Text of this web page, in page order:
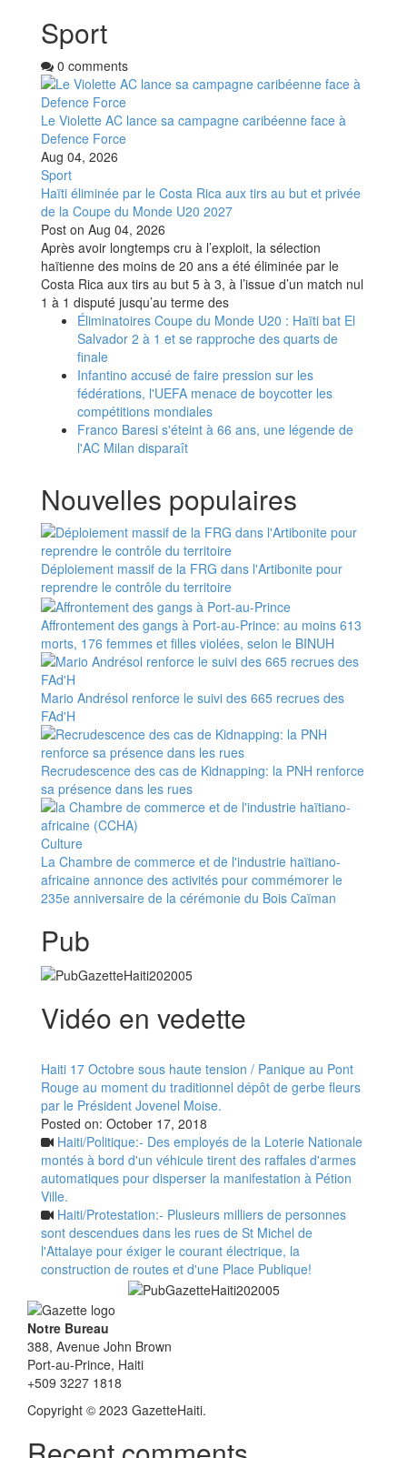
Sport
0 comments
Le Violette AC lance sa campagne caribéenne face à
Defence Force
Aug 04, 2026
Sport
Haïti éliminée par le Costa Rica aux tirs au but et privée
de la Coupe du Monde U20 2027
Post on Aug 04, 2026
Après avoir longtemps cru à l’exploit, la sélection
haïtienne des moins de 20 ans a été éliminée par le
Costa Rica aux tirs au but 5 à 3, à l’issue d’un match nul
1 à 1 disputé jusqu’au terme des
Éliminatoires Coupe du Monde U20 : Haïti bat El
Salvador 2 à 1 et se rapproche des quarts de
finale
Infantino accusé de faire pression sur les
fédérations, l'UEFA menace de boycotter les
compétitions mondiales
Franco Baresi s'éteint à 66 ans, une légende de
l'AC Milan disparaît
Nouvelles populaires
Déploiement massif de la FRG dans l'Artibonite pour
reprendre le contrôle du territoire
Affrontement des gangs à Port-au-Prince: au moins 613
morts, 176 femmes et filles violées, selon le BINUH
Mario Andrésol renforce le suivi des 665 recrues des
FAd'H
Recrudescence des cas de Kidnapping: la PNH renforce
sa présence dans les rues
Culture
La Chambre de commerce et de l'industrie haïtiano-
africaine annonce des activités pour commémorer le
235e anniversaire de la cérémonie du Bois Caïman
Pub
Vidéo en vedette
Haiti 17 Octobre sous haute tension / Panique au Pont
Rouge au moment du traditionnel dépôt de gerbe fleurs
par le Président Jovenel Moise.
Posted on: October 17, 2018
Haiti/Politique:- Des employés de la Loterie Nationale
montés à bord d'un véhicule tirent des raffales d'armes
automatiques pour disperser la manifestation à Pétion
Ville.
Haiti/Protestation:- Plusieurs milliers de personnes
sont descendues dans les rues de St Michel de
l'Attalaye pour éxiger le courant électrique, la
construction de routes et d'une Place Publique!
Notre Bureau
388, Avenue John Brown
Port-au-Prince, Haiti
+509 3227 1818
Copyright © 2023 GazetteHaiti.